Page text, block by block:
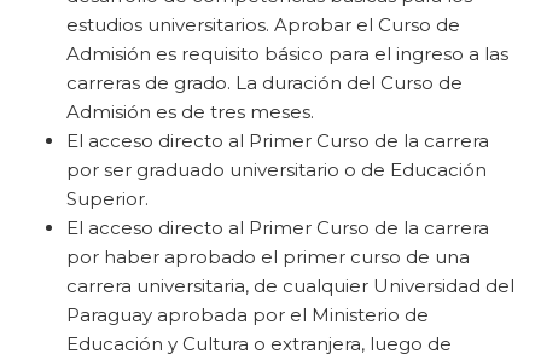
estudios universitarios. Aprobar el Curso de
Admisión es requisito básico para el ingreso a las
carreras de grado. La duración del Curso de
Admisión es de tres meses.
El acceso directo al Primer Curso de la carrera
por ser graduado universitario o de Educación
Superior.
El acceso directo al Primer Curso de la carrera
por haber aprobado el primer curso de una
carrera universitaria, de cualquier Universidad del
Paraguay aprobada por el Ministerio de
Educación y Cultura o extranjera, luego de